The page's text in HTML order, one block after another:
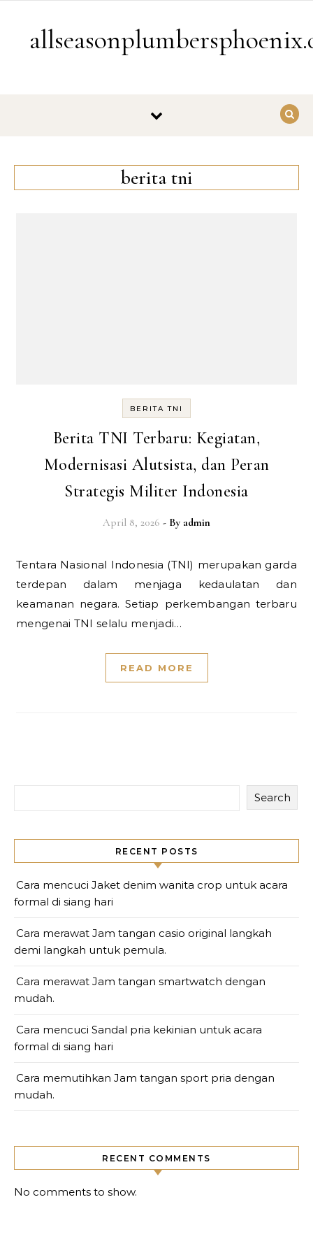
berita tni
BERITA TNI
Berita TNI Terbaru: Kegiatan,
Modernisasi Alutsista, dan Peran
Strategis Militer Indonesia
April 8, 2026 - By admin
Tentara Nasional Indonesia (TNI) merupakan garda
terdepan dalam menjaga kedaulatan dan
keamanan negara. Setiap perkembangan terbaru
mengenai TNI selalu menjadi…
READ MORE
Search
RECENT POSTS
Cara mencuci Jaket denim wanita crop untuk acara
formal di siang hari
Cara merawat Jam tangan casio original langkah
demi langkah untuk pemula.
Cara merawat Jam tangan smartwatch dengan
mudah.
Cara mencuci Sandal pria kekinian untuk acara
formal di siang hari
Cara memutihkan Jam tangan sport pria dengan
mudah.
RECENT COMMENTS
No comments to show.